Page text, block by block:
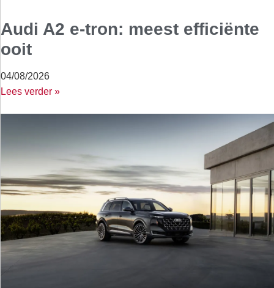
Audi A2 e-tron: meest efficiënte
ooit
04/08/2026
Lees verder »